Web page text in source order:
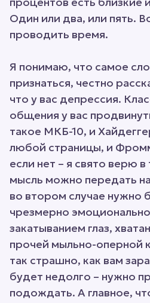
Один или два, или пять.
проводить время.
Я понимаю, что самое
признаться, честно
что у вас депрессия.
общения у вас
такое МКБ-10, и
любой страницы, и
если нет – я свято верю
мысль можно передать
во втором случае нужно
чрезмерно
закатыванием глаз,
прочей мыльно-оперной
так страшно, как вам
будет недолго – нужно
подождать. А главное,